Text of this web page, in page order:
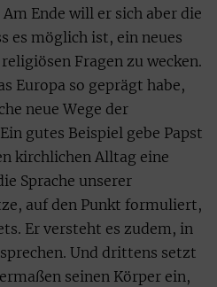
Ende will er sich aber die
es möglich ist, ein neues
Fragen zu wecken.
Europa so geprägt habe,
neue Wege der
gutes Beispiel gebe Papst
kirchlichen Alltag eine
Sprache unserer
auf den Punkt formuliert,
Er versteht es zudem, in
Und drittens setzt
seinen Körper ein,